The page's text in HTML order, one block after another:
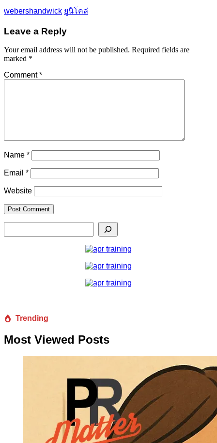
webershandwick ยูนิโคล่
Leave a Reply
Your email address will not be published. Required fields are
marked *
Comment*
Name *
Email *
Website
Trending
Most Viewed Posts